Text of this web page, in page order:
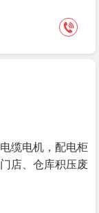
缆电机，配电柜
店、仓库积压废